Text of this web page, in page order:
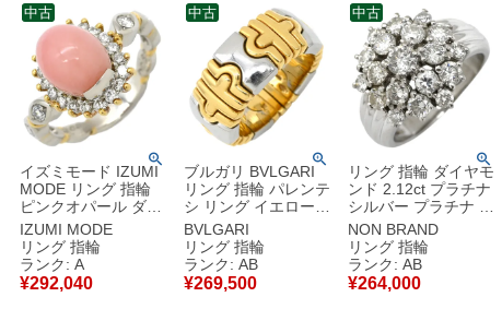
イズミモード IZUMI
MODE リング 指輪
ピンクオパール ダイ
ヤ プラチナシルバー
×イエローゴールド
プラチナ 18K 750
YG コンビ 15号 【中
古】中古美品
IZUMI MODE
リング 指輪
ランク: A
¥292,040
中古
ブルガリ BVLGARI
リング 指輪 パレンテ
シ リング イエローゴ
ールド×シルバー
18K 750 18金
K18YG×SS コンビ 9
号 【中古】中古品
BVLGARI
リング 指輪
ランク: AB
¥269,500
中古
リング 指輪 ダイヤモ
ンド 2.12ct プラチナ
シルバー プラチナ フ
ラワーモチーフ クラ
スターリング 12.5号
【中古】中古品
NON BRAND
リング 指輪
ランク: AB
¥264,000
中古